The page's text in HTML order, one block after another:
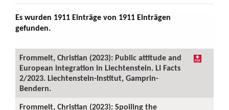
Es wurden 1911 Einträge von 1911 Einträgen
gefunden.
Frommelt, Christian (2023): Public attitude and
European integration in Liechtenstein. LI Facts
2/2023. Liechtenstein-Institut, Gamprin-
Bendern.
Frommelt, Christian (2023): Spoiling the